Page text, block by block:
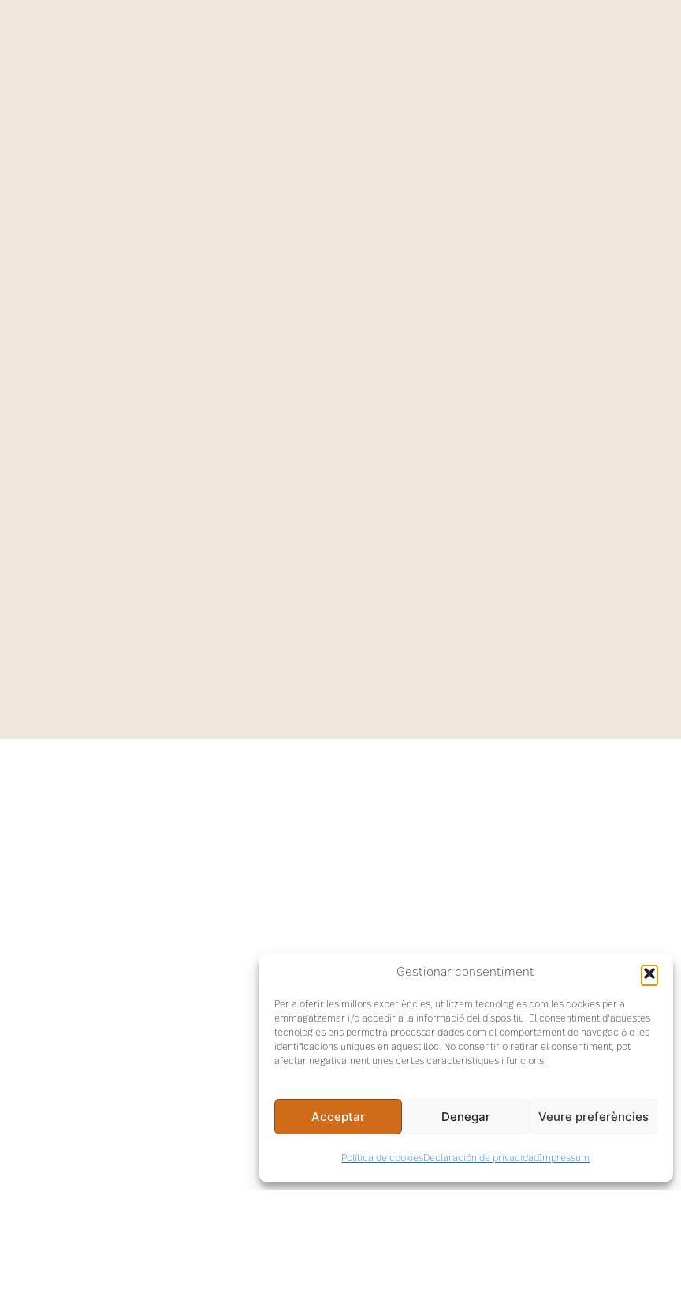
Gestionar consentiment
Per a oferir les millors experiències, utilitzem tecnologies com les cookies per a
emmagatzemar i/o accedir a la informació del dispositiu. El consentiment d'aquestes
tecnologies ens permetrà processar dades com el comportament de navegació o les
identificacions úniques en aquest lloc. No consentir o retirar el consentiment, pot
afectar negativament unes certes característiques i funcions.
Acceptar Denegar Veure preferències
Política de cookiesDeclaración de privacidadImpressum